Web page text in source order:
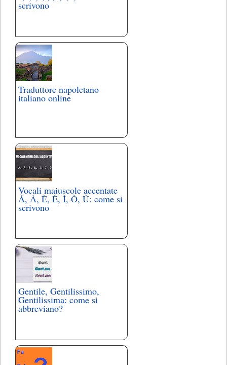
scrivono
Traduttore napoletano
italiano online
Vocali maiuscole accentate
À, Á, È, É, Ì, Ò, Ù: come si
scrivono
Gentile, Gentilissimo,
Gentilissima: come si
abbreviano?